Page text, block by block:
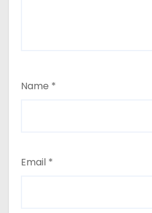
Name *
Email *